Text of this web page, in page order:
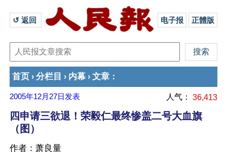
↺ 返回 电子报 正體版
首页 › 分栏目 › 内幕 › 文章 ：
2005年12月27日 发表 人气： 36,413
四申请三欲退！荣毅仁最终惨盖二号大血旗
（图）
作者：萧良量